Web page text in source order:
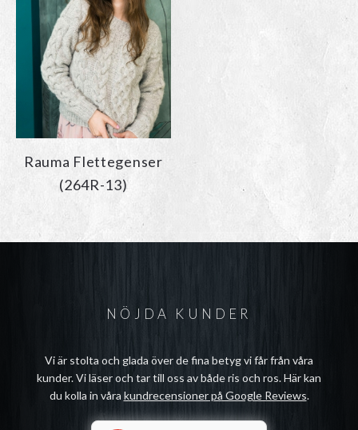
Rauma Flettegenser
(264R-13)
NÖJDA KUNDER
Vi är stolta och glada över de fina betyg vi får från våra
kunder. Vi läser och tar till oss av både ris och ros. Här kan
du kolla in våra kundrecensioner på Google Reviews.